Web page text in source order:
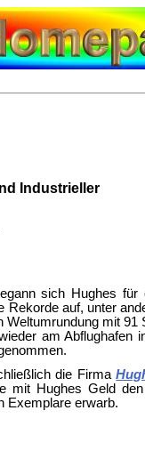
Industrieller
sich Hughes
Rekorde auf, unter
mit
am Abflughafen
die Firma
mit Hughes Geld
Exemplare erwarb.